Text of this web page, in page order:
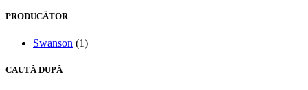
PRODUCĂTOR
Swanson (1)
CAUTĂ DUPĂ